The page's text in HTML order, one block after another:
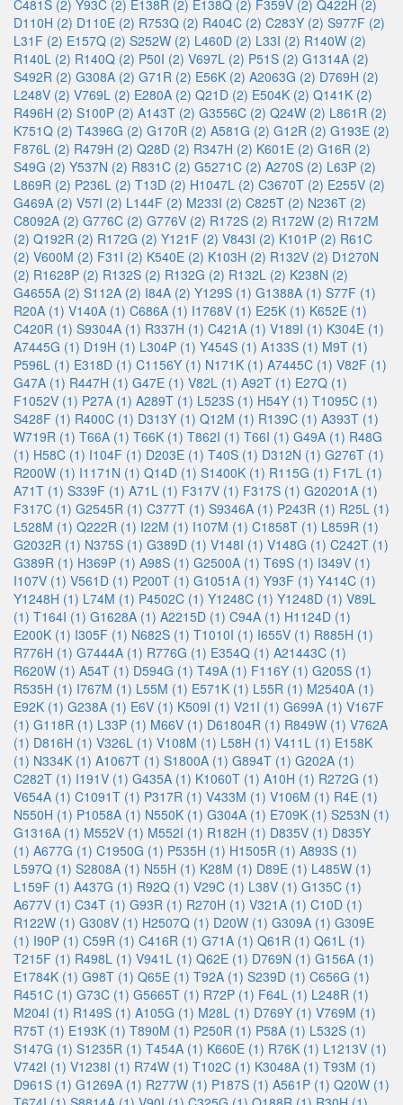
C481S (2) Y93C (2) E138R (2) E138Q (2) F359V (2) Q422H (2)
D110H (2) D110E (2) R753Q (2) R404C (2) C283Y (2) S977F (2)
L31F (2) E157Q (2) S252W (2) L460D (2) L33I (2) R140W (2)
R140L (2) R140Q (2) P50I (2) V697L (2) P51S (2) G1314A (2)
S492R (2) G308A (2) G71R (2) E56K (2) A2063G (2) D769H (2)
L248V (2) V769L (2) E280A (2) Q21D (2) E504K (2) Q141K (2)
R496H (2) S100P (2) A143T (2) G3556C (2) Q24W (2) L861R (2)
K751Q (2) T4396G (2) G170R (2) A581G (2) G12R (2) G193E (2)
F876L (2) R479H (2) Q28D (2) R347H (2) K601E (2) G16R (2)
S49G (2) Y537N (2) R831C (2) G5271C (2) A270S (2) L63P (2)
L869R (2) P236L (2) T13D (2) H1047L (2) C3670T (2) E255V (2)
G469A (2) V57I (2) L144F (2) M233I (2) C825T (2) N236T (2)
C8092A (2) G776C (2) G776V (2) R172S (2) R172W (2) R172M
(2) Q192R (2) R172G (2) Y121F (2) V843I (2) K101P (2) R61C
(2) V600M (2) F31I (2) K540E (2) K103H (2) R132V (2) D1270N
(2) R1628P (2) R132S (2) R132G (2) R132L (2) K238N (2)
G4655A (2) S112A (2) I84A (2) Y129S (1) G1388A (1) S77F (1)
R20A (1) V140A (1) C686A (1) I1768V (1) E25K (1) K652E (1)
C420R (1) S9304A (1) R337H (1) C421A (1) V189I (1) K304E (1)
A7445G (1) D19H (1) L304P (1) Y454S (1) A133S (1) M9T (1)
P596L (1) E318D (1) C1156Y (1) N171K (1) A7445C (1) V82F (1)
G47A (1) R447H (1) G47E (1) V82L (1) A92T (1) E27Q (1)
F1052V (1) P27A (1) A289T (1) L523S (1) H54Y (1) T1095C (1)
S428F (1) R400C (1) D313Y (1) Q12M (1) R139C (1) A393T (1)
W719R (1) T66A (1) T66K (1) T862I (1) T66I (1) G49A (1) R48G
(1) H58C (1) I104F (1) D203E (1) T40S (1) D312N (1) G276T (1)
R200W (1) I1171N (1) Q14D (1) S1400K (1) R115G (1) F17L (1)
A71T (1) S339F (1) A71L (1) F317V (1) F317S (1) G20201A (1)
F317C (1) G2545R (1) C377T (1) S9346A (1) P243R (1) R25L (1)
L528M (1) Q222R (1) I22M (1) I107M (1) C1858T (1) L859R (1)
G2032R (1) N375S (1) G389D (1) V148I (1) V148G (1) C242T (1)
G389R (1) H369P (1) A98S (1) G2500A (1) T69S (1) I349V (1)
I107V (1) V561D (1) P200T (1) G1051A (1) Y93F (1) Y414C (1)
Y1248H (1) L74M (1) P4502C (1) Y1248C (1) Y1248D (1) V89L
(1) T164I (1) G1628A (1) A2215D (1) C94A (1) H1124D (1)
E200K (1) I305F (1) N682S (1) T1010I (1) I655V (1) R885H (1)
R776H (1) G7444A (1) R776G (1) E354Q (1) A21443C (1)
R620W (1) A54T (1) D594G (1) T49A (1) F116Y (1) G205S (1)
R535H (1) I767M (1) L55M (1) E571K (1) L55R (1) M2540A (1)
E92K (1) G238A (1) E6V (1) K509I (1) V21I (1) G699A (1) V167F
(1) G118R (1) L33P (1) M66V (1) D61804R (1) R849W (1) V762A
(1) D816H (1) V326L (1) V108M (1) L58H (1) V411L (1) E158K
(1) N334K (1) A1067T (1) S1800A (1) G894T (1) G202A (1)
C282T (1) I191V (1) G435A (1) K1060T (1) A10H (1) R272G (1)
V654A (1) C1091T (1) P317R (1) V433M (1) V106M (1) R4E (1)
N550H (1) P1058A (1) N550K (1) G304A (1) E709K (1) S253N (1)
G1316A (1) M552V (1) M552I (1) R182H (1) D835V (1) D835Y
(1) A677G (1) C1950G (1) P535H (1) H1505R (1) A893S (1)
L597Q (1) S2808A (1) N55H (1) K28M (1) D89E (1) L485W (1)
L159F (1) A437G (1) R92Q (1) V29C (1) L38V (1) G135C (1)
A677V (1) C34T (1) G93R (1) R270H (1) V321A (1) C10D (1)
R122W (1) G308V (1) H2507Q (1) D20W (1) G309A (1) G309E
(1) I90P (1) C59R (1) C416R (1) G71A (1) Q61R (1) Q61L (1)
T215F (1) R498L (1) V941L (1) Q62E (1) D769N (1) G156A (1)
E1784K (1) G98T (1) Q65E (1) T92A (1) S239D (1) C656G (1)
R451C (1) G73C (1) G5665T (1) R72P (1) F64L (1) L248R (1)
M204I (1) R149S (1) A105G (1) M28L (1) D769Y (1) V769M (1)
R75T (1) E193K (1) T890M (1) P250R (1) P58A (1) L532S (1)
S147G (1) S1235R (1) T454A (1) K660E (1) R76K (1) L1213V (1)
V742I (1) V1238I (1) R74W (1) T102C (1) K3048A (1) T93M (1)
D961S (1) G1269A (1) R277W (1) P187S (1) A561P (1) Q20W (1)